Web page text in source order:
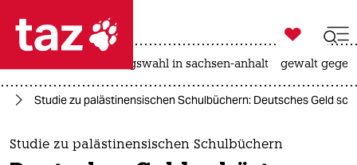
 taz zahl ich
taz zahl ich
themen

taz zahl ich
landtagswahl in sachsen-anhalt gewalt
Studie zu palästinensischen Schulbüchern: Deutsches Geld
Studie zu palästinensischen Schulbüchern